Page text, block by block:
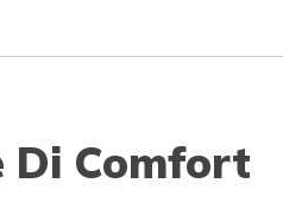
Di Comfort